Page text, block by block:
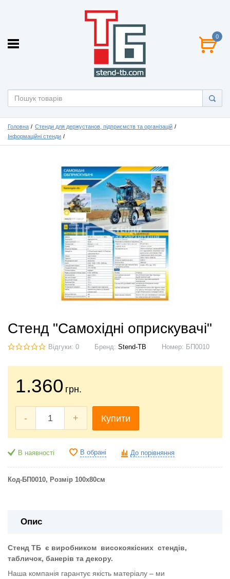
0
Головна
Стенди для держустанов, підприємств та організацій
Інформаційні стенди
Стенд "Самохідні оприскувачі"
Відгуки: 0 Бренд: Stend-TB Номер: БП0010
1.360 грн.
- + Купити
В наявності В обрані До порівняння
Код-БП0010, Розмір 100х80см
Опис
Стенд ТБ є виробником високоякісних стендів,
табличок, банерів та декору.
Наша компанія гарантує якість матеріалу – ми